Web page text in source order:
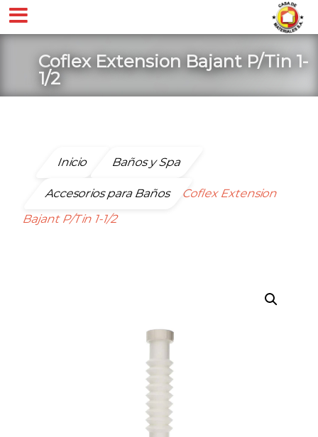
Coflex Extension Bajant P/Tin 1-
1/2
Inicio Baños y Spa
Accesorios para Baños
Coflex Extension
Bajant P/Tin 1-1/2